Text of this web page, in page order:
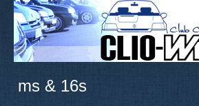
ms & 16s